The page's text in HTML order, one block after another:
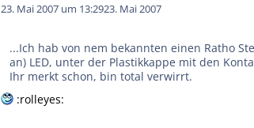
23. Mai 2007 um 13:2923. Mai 2007
...Ich hab von nem bekannten einen Ratho
an) LED, unter der Plastikkappe mit den
Ihr merkt schon, bin total verwirrt.
:rolleyes: